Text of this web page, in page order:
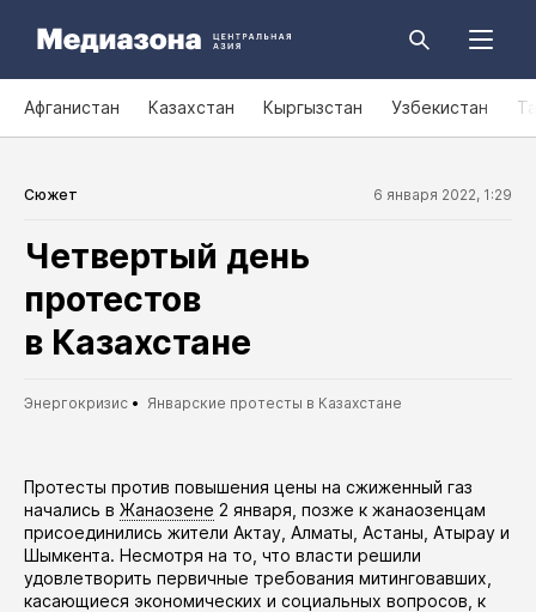
Афганистан Казахстан Кыргызстан Узбекистан
Сюжет 6 января 2022, 1:29
Четвертый день
протестов
в Казахстане
Энергокризис Январские протесты в Казахстане
Протесты против повышения цены на сжиженный газ
начались в Жанаозене 2 января, позже к жанаозенцам
присоединились жители Актау Алматы Астаны Атырау и
Шымкента. Несмотря на то, что власти решили
удовлетворить первичные требования митинговавших,
касающиеся экономических и социальных вопросов, к